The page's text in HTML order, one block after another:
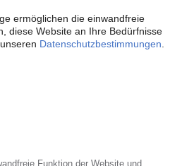
Nachfrage gaben die Harzpreise
dem Rollover und Abschlägen von